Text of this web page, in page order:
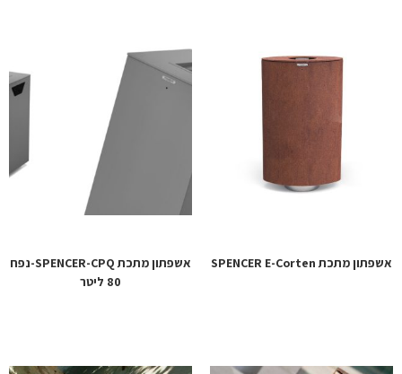
אשפתון מתכת SPENCER E-Corten
אשפתון מתכת SPENCER-CPQ-נפח
80 ליטר